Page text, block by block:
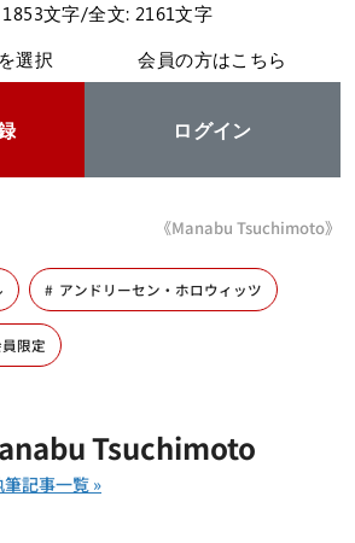
文字/全文: 2161文字
選択
会員の方はこちら
ログイン
《Manabu Tsuchimoto》
アンドリーセン・ホロウィッツ
限定
Tsuchimoto